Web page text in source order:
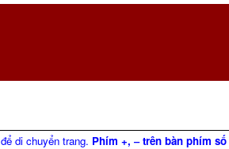
để di chuyển trang. Phím +, ‒ trên bàn phím số